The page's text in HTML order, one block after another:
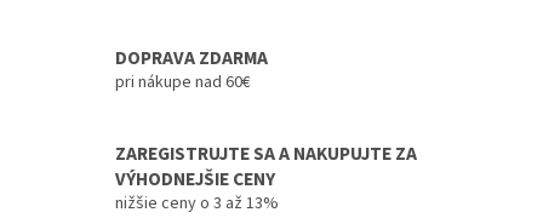
DOPRAVA ZDARMA
pri nákupe nad 60€
ZAREGISTRUJTE SA A NAKUPUJTE ZA
VÝHODNEJŠIE CENY
nižšie ceny o 3 až 13%